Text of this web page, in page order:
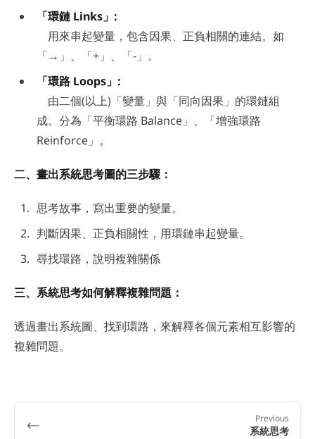
「環鏈 Links」:
用來串起變量，包含因果、正負相關的連結。如
「→」、「+」、「-」。
「環路 Loops」:
由二個(以上)「變量」與「同向因果」的環鏈組
成。分為「平衡環路 Balance」、「增強環路
Reinforce」。
二、畫出系統思考圖的三步驟：
思考故事，寫出重要的變量。
判斷因果、正負相關性，用環鏈串起變量。
尋找環路，說明複雜關係
三、系統思考如何解釋複雜問題：
透過畫出系統圖、找到環路，來解釋各個元素相互影響的
複雜問題。
Previous
系統思考